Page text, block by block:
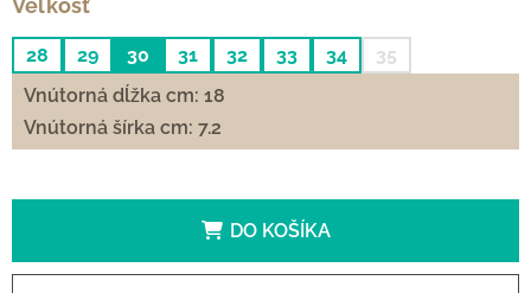
Veľkosť
28 29 30 31 32 33 34
35
Vnútorná dĺžka cm: 18
Vnútorná šírka cm: 7.2
DO KOŠÍKA